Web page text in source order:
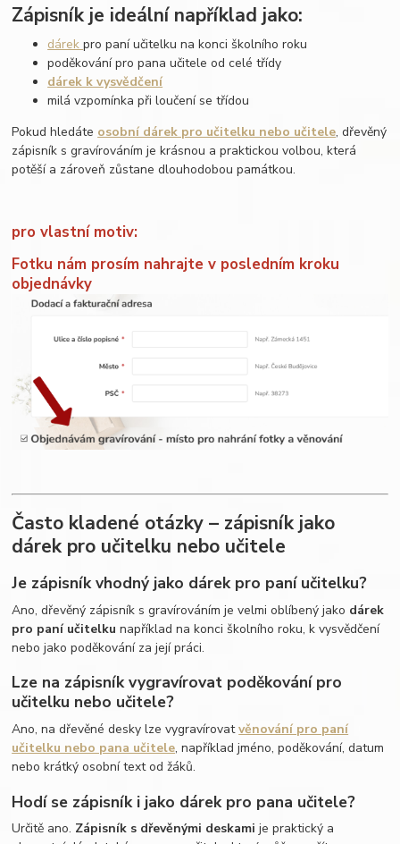
Zápisník je ideální například jako:
dárekpro paní učitelku na konci školního roku
poděkování pro pana učitele od celé třídy
dárek k vysvědčení
milá vzpomínka při loučení se třídou
Pokud hledáte osobní dárek pro učitelku nebo učitele, dřevěný
zápisník s gravírováním je krásnou a praktickou volbou, která
potěší a zároveň zůstane dlouhodobou památkou.
pro vlastní motiv:
Fotku nám prosím nahrajte v posledním kroku
objednávky
Často kladené otázky – zápisník jako
dárek pro učitelku nebo učitele
Je zápisník vhodný jako dárek pro paní učitelku?
Ano, dřevěný zápisník s gravírováním je velmi oblíbený jako dárek
pro paní učitelku například na konci školního roku, k vysvědčení
nebo jako poděkování za její práci.
Lze na zápisník vygravírovat poděkování pro
učitelku nebo učitele?
Ano, na dřevěné desky lze vygravírovatvěnování pro paní
učitelku nebo pana učitele, například jméno, poděkování, datum
nebo krátký osobní text od žáků.
Hodí se zápisník i jako dárek pro pana učitele?
Určitě ano. Zápisník s dřevěnými deskami je praktický a